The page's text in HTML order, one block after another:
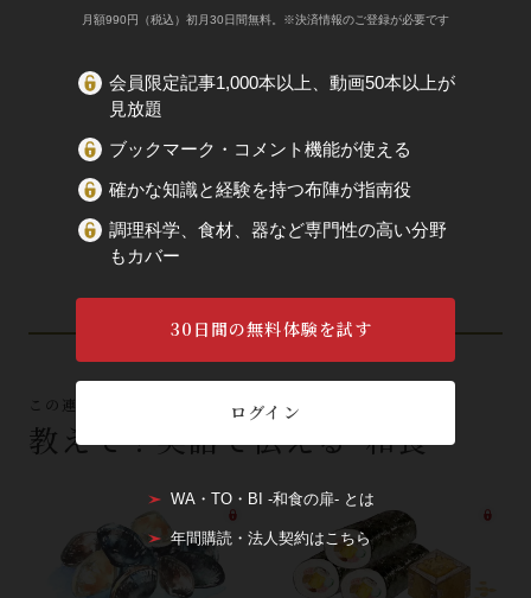
この連載の他の記事
教えて！英語で伝える“和食”
月額990円（税込）初月30日間無料。※決済情報のご登録が必要です
会員限定記事1,000本以上、動画50本以上が
見放題
ブックマーク・コメント機能が使える
確かな知識と経験を持つ布陣が指南役
調理科学、食材、器など専門性の高い分野
もカバー
30日間の無料体験を試す
ログイン
WA・TO・BI -和食の扉- とは
年間購読・法人契約はこちら